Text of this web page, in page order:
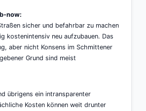
now:
sicher und befahrbar zu machen
kostenintensiv neu aufzubauen. Das
aber nicht Konsens im Schmittener
Grund sind meist
übrigens ein intransparenter
Kosten können weit drunter